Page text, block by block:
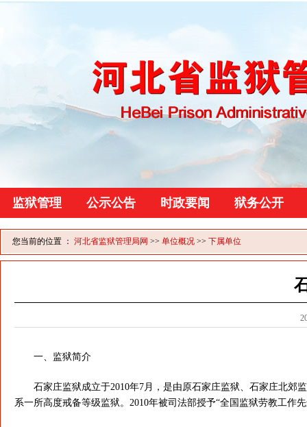
监狱管理 公示公告 时政要闻 狱务公开
您当前的位置 ： 河北省监狱管理局网 >> 单位概况 >> 下属单位
一、监狱简介
石家庄监狱成立于2010年7月，是由原石家庄监狱、石家庄北郊
系一所高度戒备等级监狱。2010年被司法部授予“全国监狱劳教工作